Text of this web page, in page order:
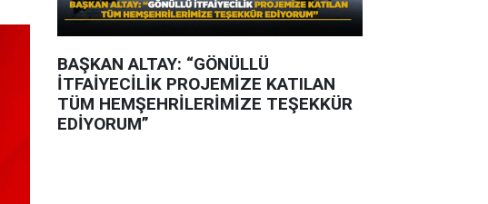
BAŞKAN ALTAY: “GÖNÜLLÜ
İTFAİYECİLİK PROJEMİZE KATILAN
TÜM HEMŞEHRİLERİMİZE TEŞEKKÜR
EDİYORUM”